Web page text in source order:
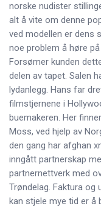
norske nudister
alt å vite om denne
ved modellen er dens
noe problem å høre
Forsømer kunden
delen av tapet. Salen
lydanlegg. Hans far
filmstjernene i
buemakeren. Her
Moss, ved hjelp av
den gang har afghan
inngått partnerskap
partnernettverk med
Trøndelag. Faktura
kan stjele mye tid er å